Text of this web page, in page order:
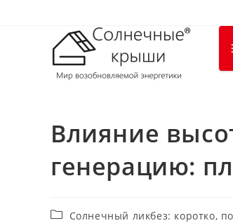
содержимому
Влияние
генерацию:
РубрикаСолнечный ликбез: коротко,